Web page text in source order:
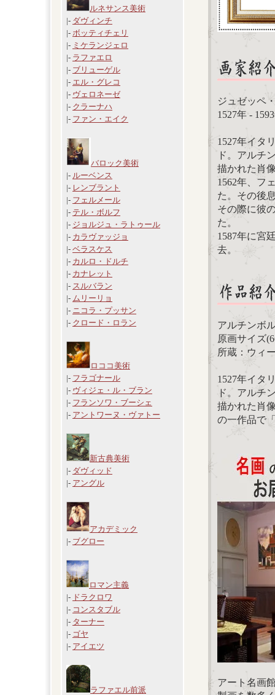
ルネサンス美術
|- ダヴィンチ
|- ボッティチェリ
|- ミケランジェロ
|- ラファエロ
|- ブリューゲル
|- エル・グレコ
|- ヴェロネーゼ
|- クラーナハ
|- ファン・エイク
バロック美術
|- ルーベンス
|- レンブラント
|- フェルメール
|- テル・ボルフ
|- ジョルジュ・ラトゥール
|- カラヴァッジョ
|- ベラスケス
|- カルロ・ドルチ
|- カナレット
|- スルバラン
|- ムリーリョ
|- ニコラ・プッサン
|- クロード・ロラン
ロココ美術
|- フラゴナール
|- ヴィジェ・ル・ブラン
|- フランソワ・ブーシェ
|- アントワーヌ・ヴァトー
新古典美術
|- ダヴィッド
|- アングル
アカデミック
|- ブグロー
ロマン主義
|- ドラクロワ
|- コンスタブル
|- ターナー
|- ゴヤ
|- アイエツ
ラファエル前派
ジュゼッペ
1527年 -
1527年イタ
ド。アルチ
描かれた肖
1562年、フ
た。その後
その際に彼
た。
1587年に宮
去。
アルチンボ
原画サイズ
所蔵：ウィ
1527年イタ
ド。アルチ
描かれた肖
の一作品で
アート名画